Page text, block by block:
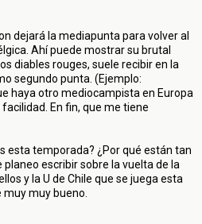
dejará la mediapunta para volver al
Ahí puede mostrar su brutal
diables rouges, suele recibir en la
segundo punta. (Ejemplo:
haya otro mediocampista en Europa
En fin, que me tiene
esta temporada? ¿Por qué están tan
planeo escribir sobre la vuelta de la
y la U de Chile que se juega esta
muy bueno.